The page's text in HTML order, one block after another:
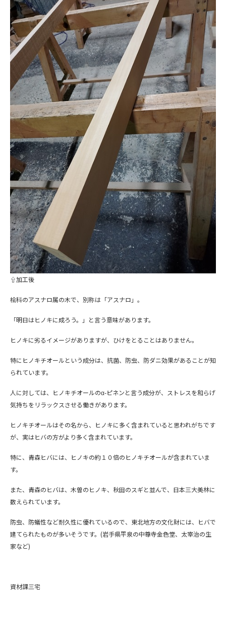
⇧加工後
桧科のアスナロ属の木で、別称は「アスナロ」。
「明日はヒノキに成ろう。」と言う意味があります。
ヒノキに劣るイメージがありますが、ひけをとることはありません。
特にヒノキチオールという成分は、抗菌、防虫、防ダニ効果があることが知
られています。
人に対しては、ヒノキチオールのα-ピネンと言う成分が、ストレスを和らげ
気持ちをリラックスさせる働きがあります。
ヒノキチオールはその名から、ヒノキに多く含まれていると思われがちです
が、実はヒバの方がより多く含まれています。
特に、青森ヒバには、ヒノキの約１０倍のヒノキチオールが含まれていま
す。
また、青森のヒバは、木曽のヒノキ、秋田のスギと並んで、日本三大美林に
数えられています。
防虫、防蟻性など耐久性に優れているので、東北地方の文化財には、ヒバで
建てられたものが多いそうです。(岩手県平泉の中尊寺金色堂、太宰治の生
家など)
資材課三宅